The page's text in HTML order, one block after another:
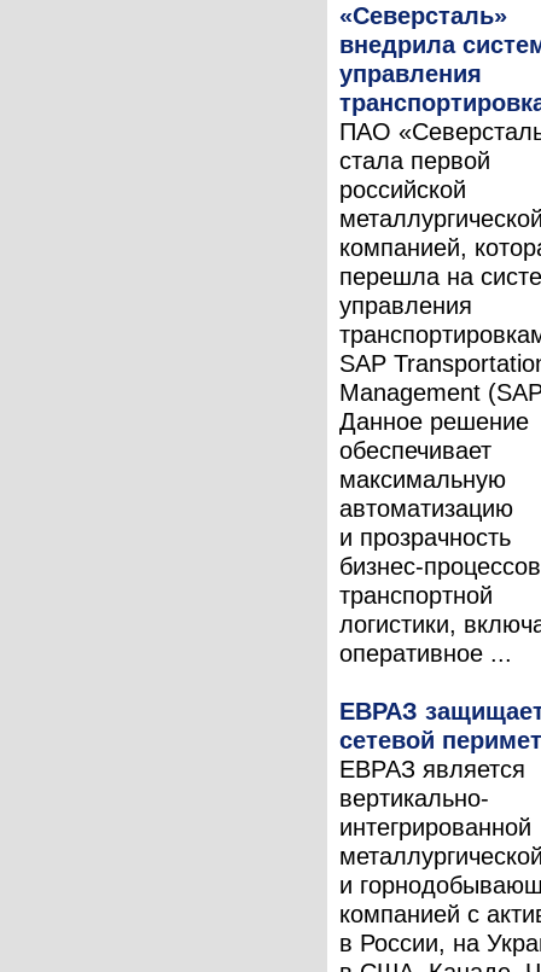
«Северсталь»
внедрила
управления
ПАО
стала первой
российской
компанией,
перешла на
управления
SAP
Management
Данное решение
обеспечивает
максимальную
автоматизацию
и прозрачность
бизнес-процессов
транспортной
логистики,
оперативное ...
ЕВРАЗ
сетевой
ЕВРАЗ является
вертикально-
интегрированной
и
компанией с
в России, на